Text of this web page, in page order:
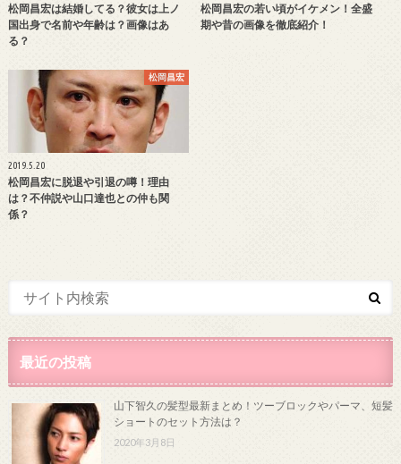
松岡昌宏は結婚してる？彼女は上ノ
国出身で名前や年齢は？画像はあ
る？
松岡昌宏の若い頃がイケメン！全盛
期や昔の画像を徹底紹介！
松岡昌宏
2019.5.20
松岡昌宏に脱退や引退の噂！理由
は？不仲説や山口達也との仲も関
係？
最近の投稿
山下智久の髪型最新まとめ！ツーブロックやパーマ、短髪
ショートのセット方法は？
2020年3月8日